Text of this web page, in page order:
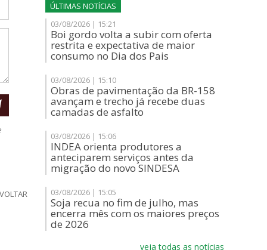
VOLTAR
ÚLTIMAS NOTÍCIAS
03/08/2026 | 15:21
Boi gordo volta a subir com oferta
restrita e expectativa de maior
consumo no Dia dos Pais
03/08/2026 | 15:10
Obras de pavimentação da BR-158
avançam e trecho já recebe duas
camadas de asfalto
03/08/2026 | 15:06
INDEA orienta produtores a
anteciparem serviços antes da
migração do novo SINDESA
03/08/2026 | 15:05
Soja recua no fim de julho, mas
encerra mês com os maiores preços
de 2026
veja todas as notícias